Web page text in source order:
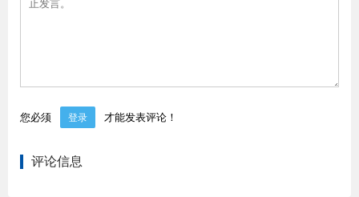
您必须 登录 才能发表评论！
评论信息